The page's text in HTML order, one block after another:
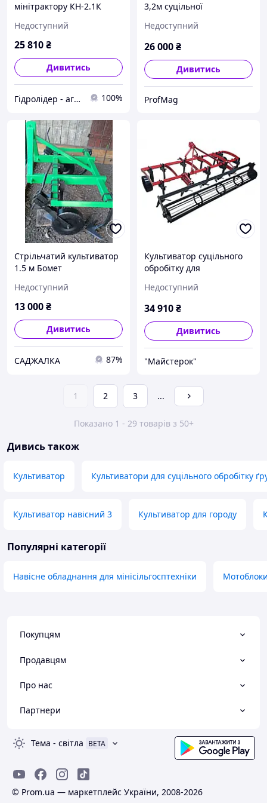
мінітрактору КН-2.1К
Недоступний
25 810₴
Дивитись
Гідролідер - агротехніка, промислове та будівельне обладнання 100%
3,2м суцільної
грунту Бомет на трактор
типу МТЗ / ЮМЗ
Недоступний
26 000₴
Дивитись
ProfMag
Стрільчатий культиватор
1.5 м Бомет
обробки навісний до
мінітрактора (5 лап в 2
Недоступний
13 000₴
Дивитись
САДЖАЛКА 87%
Культиватор суцільного
обробітку для
Недоступний
34 910₴
Дивитись
"Майстерок"
1 2 3 ...
Показано 1 - 29 товарів з 50+
Дивись також
Культиватор Культиватори для суцільного обробітку
Культиватор навісний 3 Культиватор для городу
Популярні категорії
Навісне обладнання для мінісільгосптехніки
Покупцям
Продавцям
Про нас
Партнери
Тема - світла BETA
© Prom.ua — маркетплейс України, 2008-2026